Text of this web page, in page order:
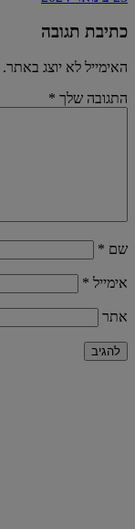
כתיבת תגובה
האימייל לא יוצג באתר.
התגובה שלך *
שם *
אימייל *
אתר